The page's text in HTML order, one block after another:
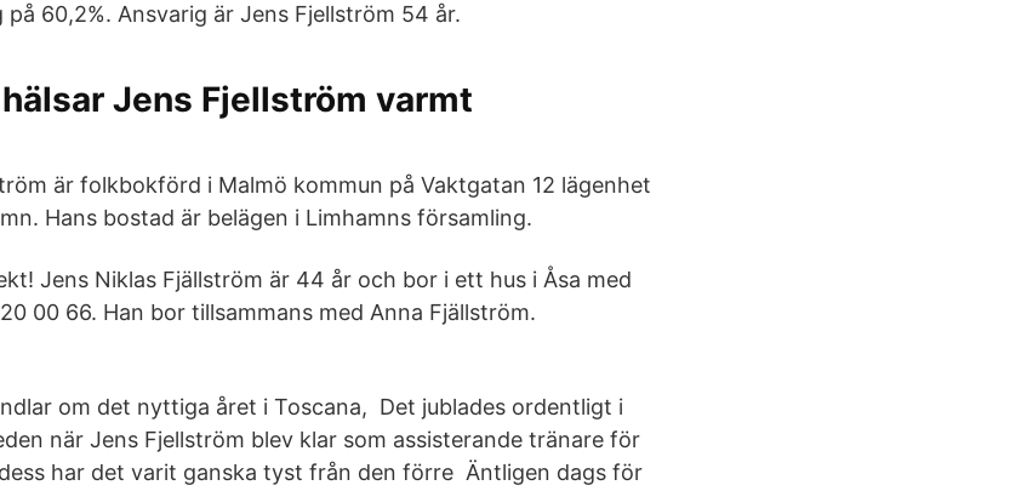
60,2%. Ansvarig är Jens Fjellström 54 år.
Jens Fjellström varmt
är folkbokförd i Malmö kommun på Vaktgatan 12 lägenhet
Hans bostad är belägen i Limhamns församling.
Jens Niklas Fjällström är 44 år och bor i ett hus i Åsa med
00 66. Han bor tillsammans med Anna Fjällström.
om det nyttiga året i Toscana, Det jublades ordentligt i
när Jens Fjellström blev klar som assisterande tränare för
har det varit ganska tyst från den förre Äntligen dags för